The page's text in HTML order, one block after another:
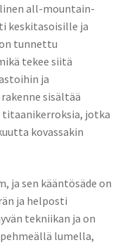
all-mountain-
keskitasoisille ja
tunnettu
tekee siitä
ja
sisältää
jotka
kovassakin
ja sen kääntösäde on
ja helposti
tekniikan ja on
lumella,